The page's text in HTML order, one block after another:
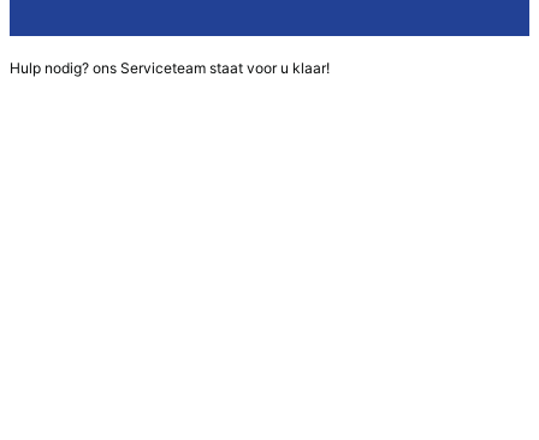
Hulp nodig? ons Serviceteam staat voor u klaar!